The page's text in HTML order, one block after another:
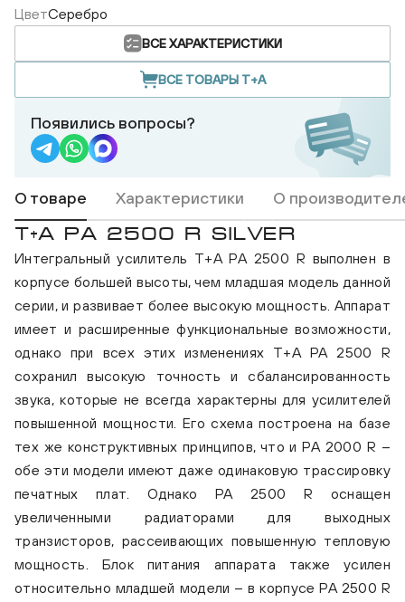
ЦветСеребро
ВСЕ ХАРАКТЕРИСТИКИ
ВСЕ ТОВАРЫ T+A
Появились вопросы?
О товаре Характеристики О
T+A PA 2500 R SILVER
Интегральный усилитель T+A PA 2500 R выполнен в
корпусе большей высоты, чем младшая модель данной
серии, и развивает более высокую мощность. Аппарат
имеет и расширенные функциональные возможности,
однако при всех этих изменениях T+A PA 2500 R
сохранил высокую точность и сбалансированность
звука, которые не всегда характерны для усилителей
повышенной мощности. Его схема построена на базе
тех же конструктивных принципов, что и PA 2000 R –
обе эти модели имеют даже одинаковую трассировку
печатных плат. Однако PA 2500 R оснащен
увеличенными радиаторами для выходных
транзисторов, рассеивающих повышенную тепловую
мощность. Блок питания аппарата также усилен
относительно младшей модели – в корпусе PA 2500 R